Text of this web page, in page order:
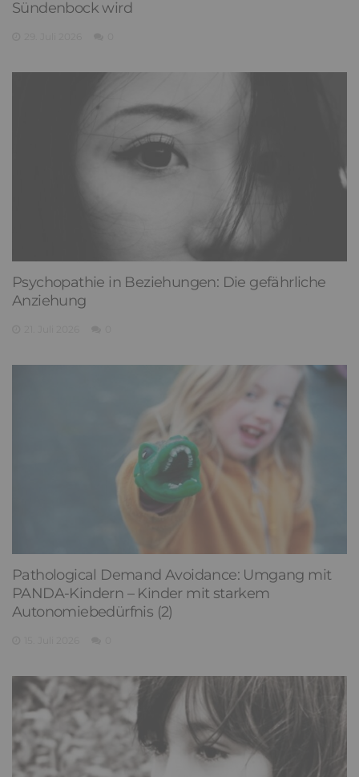
Sündenbock wird
Psychopathie in Beziehungen: Die gefährliche
Anziehung
Pathological Demand Avoidance: Umgang mit
PANDA-Kindern – Kinder mit starkem
Autonomiebedürfnis (2)